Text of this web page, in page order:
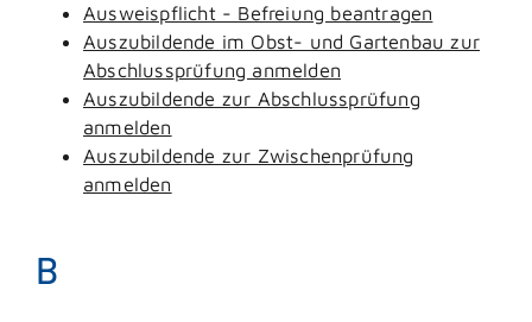
Ausweispflicht - Befreiung beantragen
Auszubildende im Obst- und Gartenbau zur
Abschlussprüfung anmelden
Auszubildende zur Abschlussprüfung
anmelden
Auszubildende zur Zwischenprüfung
anmelden
B